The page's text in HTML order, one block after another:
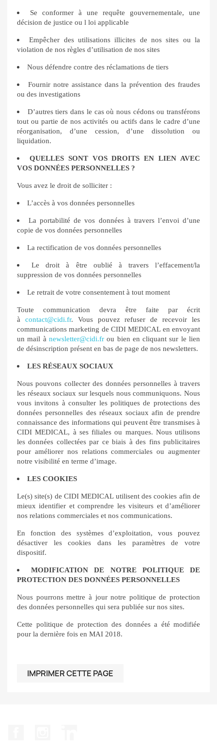
Se conformer à une requête gouvernementale, une
décision de justice ou l loi applicable
Empêcher des utilisations illicites de nos sites ou la
violation de nos règles d’utilisation de nos sites
Nous défendre contre des réclamations de tiers
Fournir notre assistance dans la prévention des fraudes
ou des investigations
D’autres tiers dans le cas où nous cédons ou transférons
tout ou partie de nos activités ou actifs dans le cadre d’une
réorganisation, d’une cession, d’une dissolution ou
liquidation.
QUELLES SONT VOS DROITS EN LIEN AVEC
VOS DONNÉES PERSONNELLES ?
Vous avez le droit de solliciter :
L’accès à vos données personnelles
La portabilité de vos données à travers l’envoi d’une
copie de vos données personnelles
La rectification de vos données personnelles
Le droit à être oublié à travers l’effacement/la
suppression de vos données personnelles
Le retrait de votre consentement à tout moment
Toute communication devra être faite par écrit
à contact@cidi.fr. Vous pouvez refuser de recevoir les
communications marketing de CIDI MEDICAL en envoyant
un mail à newsletter@cidi.frou bien en cliquant sur le lien
de désinscription présent en bas de page de nos newsletters.
LES RÉSEAUX SOCIAUX
Nous pouvons collecter des données personnelles à travers
les réseaux sociaux sur lesquels nous communiquons. Nous
vous invitons à consulter les politiques de protections des
données personnelles des réseaux sociaux afin de prendre
connaissance des informations qui peuvent être transmises à
CIDI MEDICAL, à ses filiales ou marques. Nous utilisons
les données collectées par ce biais à des fins publicitaires
pour améliorer nos relations commerciales ou augmenter
notre visibilité en terme d’image.
LES COOKIES
Le(s) site(s) de CIDI MEDICAL utilisent des cookies afin de
mieux identifier et comprendre les visiteurs et d’améliorer
nos relations commerciales et nos communications.
En fonction des systèmes d’exploitation, vous pouvez
désactiver les cookies dans les paramètres de votre
dispositif.
MODIFICATION DE NOTRE POLITIQUE DE
PROTECTION DES DONNÉES PERSONNELLES
Nous pourrons mettre à jour notre politique de protection
des données personnelles qui sera publiée sur nos sites.
Cette politique de protection des données a été modifiée
pour la dernière fois en MAI 2018.